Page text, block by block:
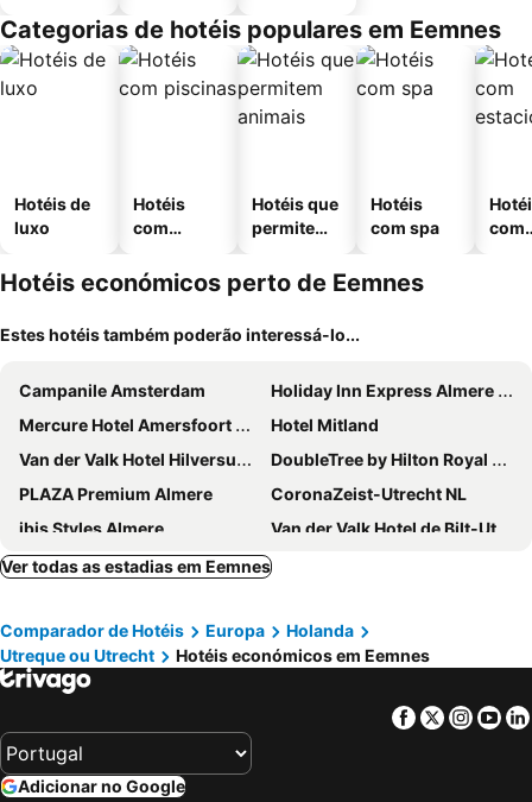
Categorias de hotéis populares em Eemnes
Hotéis de
luxo
Hotéis
com
Hotéis que
permitem
Hotéis
com spa
com
Hotéis económicos perto de Eemnes
Estes hotéis também poderão interessá-lo...
Campanile Amsterdam
Holiday Inn Express Almere By Ihg
Mercure Hotel Amersfoort Centre
Hotel Mitland
Van der Valk Hotel Hilversum - de Witte Bergen
DoubleTree by Hilton Royal Parc Soestduinen
PLAZA Premium Almere
CoronaZeist-Utrecht NL
ibis Styles Almere
Van der Valk Hotel de Bilt-Utrecht
Leonardo Hotel Vinkeveen Amsterdam
Hotel Theater Figi
Woudschoten Hotel & Conferentiecentrum
Amrâth Hotel Lapershoek Arenapark
Van der Valk Hotel Amersfoort-A1
Bastion Hotel Almere
Fletcher Hotel-Restaurant Loosdrecht-Amsterdam
Center Parcs De Eemhof
City Center Lodge Utrecht
NH Bussum Jan Tabak
Ver todas as estadias em Eemnes
Comparador de Hotéis Europa
Holanda
Utreque ou Utrecht
Hotéis económicos em Eemnes
Facebook
Twitter
Adicionar no Google